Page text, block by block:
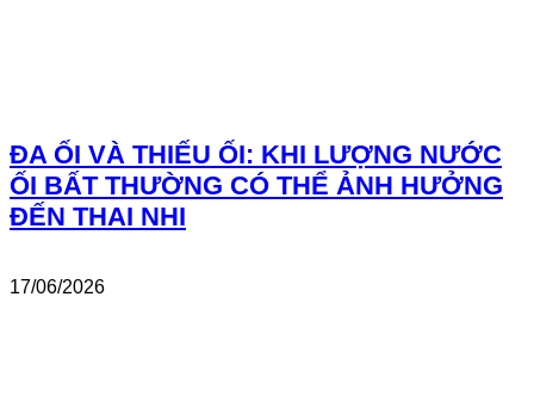
ĐA ỐI VÀ THIẾU ỐI: KHI LƯỢNG NƯỚC
ỐI BẤT THƯỜNG CÓ THỂ ẢNH HƯỞNG
ĐẾN THAI NHI
17/06/2026